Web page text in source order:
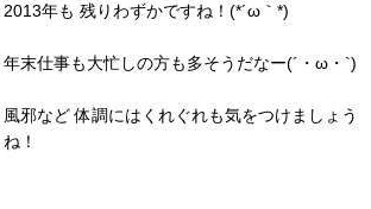
2013年も 残りわずかですね！(*´ω｀*)
年末仕事も大忙しの方も多そうだなー(´・ω・`)
風邪など 体調にはくれぐれも気をつけましょう
ね！